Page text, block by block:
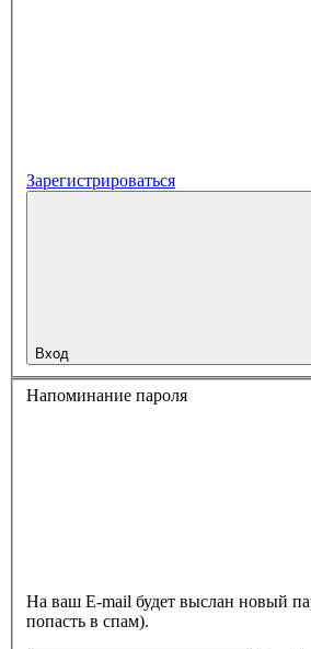
Зарегистрироваться
Вход
Напоминание пароля
На ваш E-mail будет выслан новый
попасть в спам).